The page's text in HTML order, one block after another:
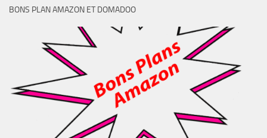
BONS PLAN AMAZON ET DOMADOO